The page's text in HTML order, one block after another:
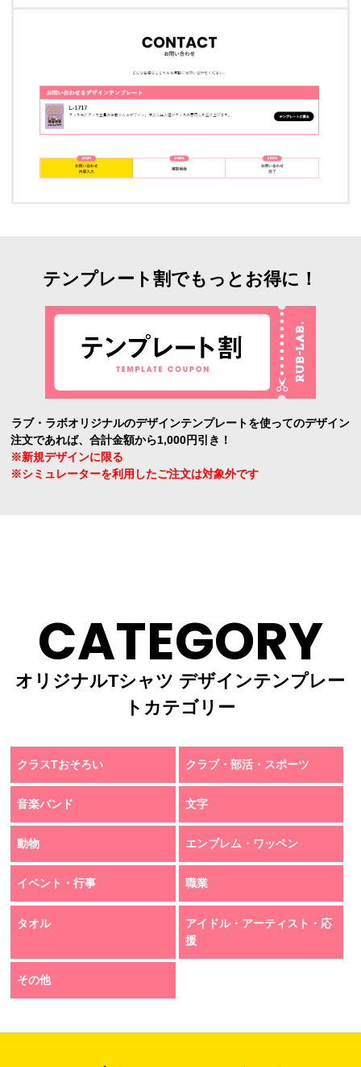
テンプレート割でもっとお得に！
ラブ・ラボオリジナルのデザインテンプレートを使ってのデザイン
注文であれば、合計金額から1,000円引き！
※新規デザインに限る
※シミュレーターを利用したご注文は対象外です
CATEGORY
オリジナルTシャツ デザインテンプレー
トカテゴリー
クラスTおそろい クラブ・部活・スポーツ
音楽バンド 文字
動物 エンブレム・ワッペン
イベント・行事 職業
タオル
アイドル・アーティスト・応
援
その他